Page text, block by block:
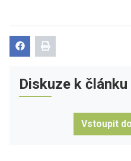
Diskuze k článku
Vstoupit